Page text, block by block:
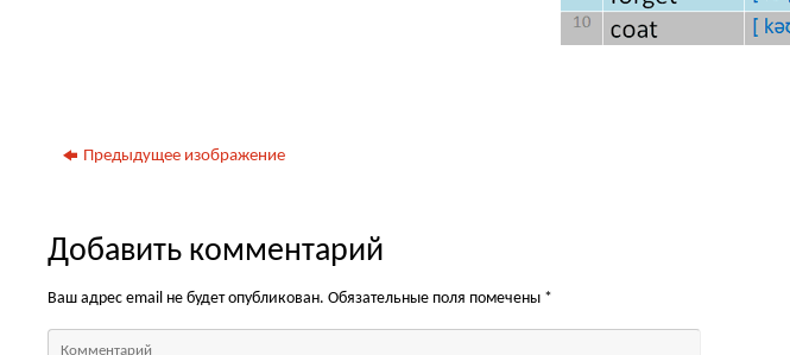
Предыдущее изображение
Добавить комментарий
Ваш адрес email не будет опубликован. Обязательные поля помечены *